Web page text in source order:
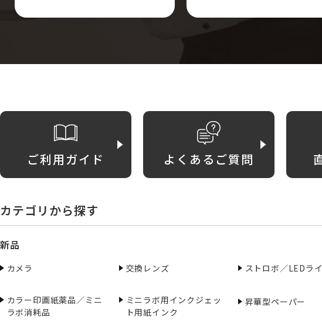
ご利用ガイド よくあるご質問
カテゴリから探す
新品
カメラ 交換レンズ ストロボ／LEDラ
カラー印画紙薬品／ミニ
ラボ消耗品
ミニラボ用インクジェッ
ト用紙インク
昇華型ペーパー